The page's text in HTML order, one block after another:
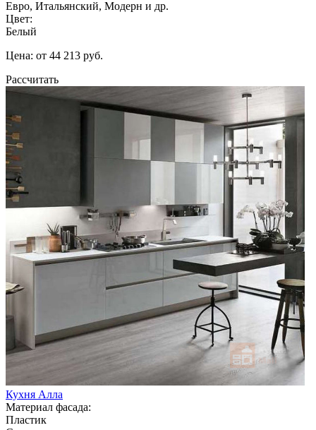
Евро, Итальянский, Модерн и др.
Цвет:
Белый
Цена: от 44 213 руб.
Рассчитать
Кухня Алла
Материал фасада:
Пластик